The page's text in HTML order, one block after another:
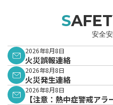
安全
2026年8月8日
火災誤報連絡
2026年8月8日
火災発生連絡
2026年8月8日
【注意：熱中症警戒ア